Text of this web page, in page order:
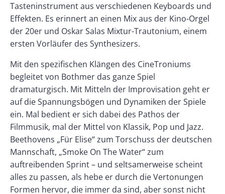
Tasteninstrument aus verschiedenen Keyboards und
Effekten. Es erinnert an einen Mix aus der Kino-Orgel
der 20er und Oskar Salas Mixtur-Trautonium, einem
ersten Vorläufer des Synthesizers.
Mit den spezifischen Klängen des CineTroniums
begleitet von Bothmer das ganze Spiel
dramaturgisch. Mit Mitteln der Improvisation geht er
auf die Spannungsbögen und Dynamiken der Spiele
ein. Mal bedient er sich dabei des Pathos der
Filmmusik, mal der Mittel von Klassik, Pop und Jazz.
Beet­hovens „Für Elise“ zum Torschuss der deutschen
Mannschaft, „Smoke On The Water“ zum
auftreibenden Sprint – und seltsamerweise scheint
alles zu passen, als hebe er durch die Vertonungen
Formen hervor, die immer da sind, aber sonst nicht